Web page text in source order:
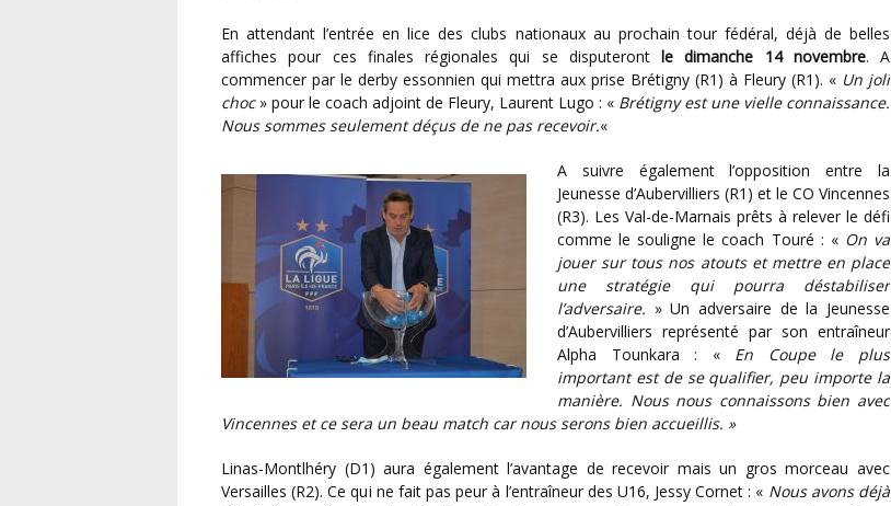
En attendant l’entrée en lice des clubs nationaux au prochain tour fédéral, déjà de belles
affiches pour ces finales régionales qui se disputeront le dimanche 14 novembre. A
commencer par le derby essonnien qui mettra aux prise Brétigny (R1) à Fleury (R1). « Un joli
choc» pour le coach adjoint de Fleury, Laurent Lugo : « Brétigny est une vielle connaissance.
Nous sommes seulement déçus de ne pas recevoir.«
A suivre également l’opposition entre la
Jeunesse d’Aubervilliers (R1) et le CO Vincennes
(R3). Les Val-de-Marnais prêts à relever le défi
comme le souligne le coach Touré : « On va
jouer sur tous nos atouts et mettre en place
une stratégie qui pourra déstabiliser
l’adversaire. » Un adversaire de la Jeunesse
d’Aubervilliers représenté par son entraîneur
Alpha Tounkara : « En Coupe le plus
important est de se qualifier, peu importe la
manière. Nous nous connaissons bien avec
Vincennes et ce sera un beau match car nous serons bien accueillis. »
Linas-Montlhéry (D1) aura également l’avantage de recevoir mais un gros morceau avec
Versailles (R2). Ce qui ne fait pas peur à l’entraîneur des U16, Jessy Cornet : « Nous avons déjà